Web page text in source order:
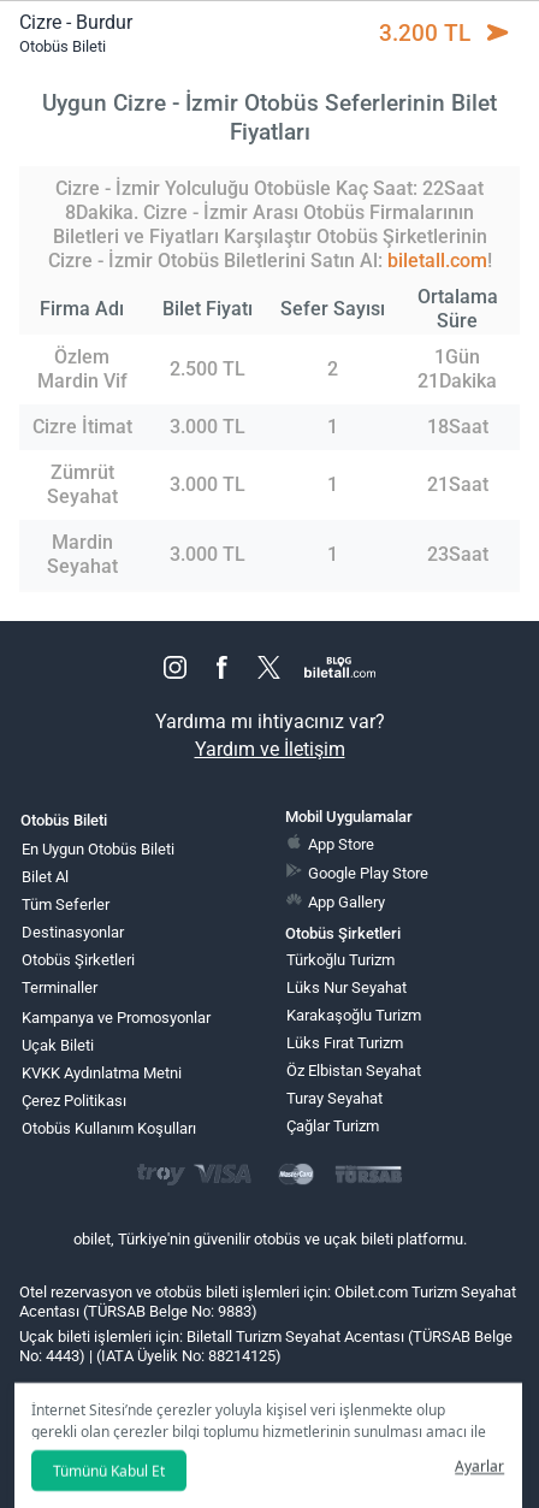
İnternet Sitesi’nde çerezler yoluyla kişisel veri işlenmekte olup
gerekli olan çerezler bilgi toplumu hizmetlerinin sunulması amacı ile
kullanılmaktadır. Tercihleriniz doğrultusunda size özel
kişiselleştirilmiş çerezleri ve özel kampanyaları
seçeneğine
tıklamanız halinde kullanımınıza sunamayacağız.
Tümünü Kabul Et Ayarlar
Cizre - Burdur
Otobüs Bileti 3.200 TL
Uygun Cizre - İzmir Otobüs Seferlerinin Bilet
Fiyatları
Cizre - İzmir Yolculuğu Otobüsle Kaç Saat: 22Saat
8Dakika. Cizre - İzmir Arası Otobüs Firmalarının
Biletleri ve Fiyatları Karşılaştır Otobüs Şirketlerinin
Cizre - İzmir Otobüs Biletlerini Satın Al: biletall.com!
Firma Adı Bilet Fiyatı Sefer Sayısı
Ortalama
Süre
Özlem
Mardin Vif
2.500 TL 2
1Gün
21Dakika
Cizre İtimat
3.000 TL 1
18Saat
Zümrüt
Seyahat
3.000 TL 1 21Saat
Mardin
Seyahat
3.000 TL 1 23Saat
Yardıma mı ihtiyacınız var?
Yardım ve İletişim
Otobüs Bileti
En Uygun Otobüs Bileti
Bilet Al
Tüm Seferler
Destinasyonlar
Otobüs Şirketleri
Terminaller
Kampanya ve Promosyonlar
Uçak Bileti
KVKK Aydınlatma Metni
Çerez Politikası
Otobüs Kullanım Koşulları
Mobil Uygulamalar
App Store
Google Play Store
App Gallery
Otobüs Şirketleri
Türkoğlu Turizm
Lüks Nur Seyahat
Karakaşoğlu Turizm
Lüks Fırat Turizm
Öz Elbistan Seyahat
Turay Seyahat
Çağlar Turizm
obilet, Türkiye'nin güvenilir otobüs ve uçak bileti platformu.
Otel rezervasyon ve otobüs bileti işlemleri için: Obilet.com Turizm Seyahat
Acentası (TÜRSAB Belge No: 9883)
Uçak bileti işlemleri için: Biletall Turizm Seyahat Acentası (TÜRSAB Belge
No: 4443) | (IATA Üyelik No: 88214125)